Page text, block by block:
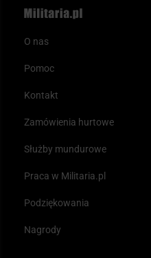
O nas
Pomoc
Kontakt
Zamówienia hurtowe
Służby mundurowe
Praca w Militaria.pl
Podziękowania
Nagrody